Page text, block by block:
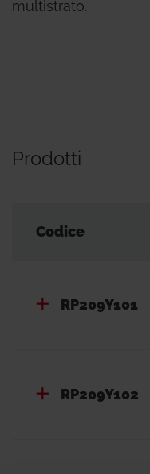
multistrato.
Prodotti
Codice
RP209Y101
RP209Y102